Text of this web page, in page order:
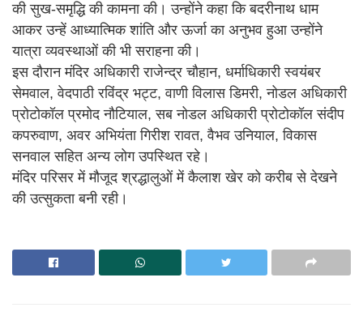
की सुख-समृद्धि की कामना की। उन्होंने कहा कि बदरीनाथ धाम
आकर उन्हें आध्यात्मिक शांति और ऊर्जा का अनुभव हुआ उन्होंने
यात्रा व्यवस्थाओं की भी सराहना की।
इस दौरान मंदिर अधिकारी राजेन्द्र चौहान, धर्माधिकारी स्वयंबर
सेमवाल, वेदपाठी रविंद्र भट्ट, वाणी विलास डिमरी, नोडल अधिकारी
प्रोटोकॉल प्रमोद नौटियाल, सब नोडल अधिकारी प्रोटोकॉल संदीप
कपरुवाण, अवर अभियंता गिरीश रावत, वैभव उनियाल, विकास
सनवाल सहित अन्य लोग उपस्थित रहे।
मंदिर परिसर में मौजूद श्रद्धालुओं में कैलाश खेर को करीब से देखने
की उत्सुकता बनी रही।